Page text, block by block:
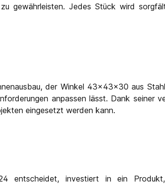
gewährleisten. Jedes Stück wird
der Winkel 43x43x30 aus
anpassen lässt. Dank seiner
eingesetzt werden kann.
investiert in ein Produkt,